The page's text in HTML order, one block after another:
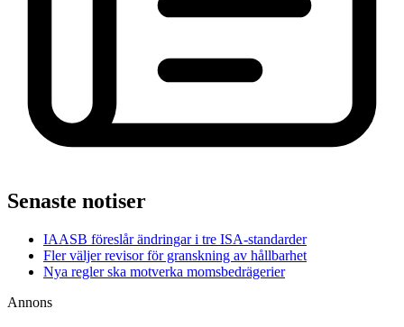
Senaste notiser
IAASB föreslår ändringar i tre ISA-standarder
Fler väljer revisor för granskning av hållbarhet
Nya regler ska motverka momsbedrägerier
Annons